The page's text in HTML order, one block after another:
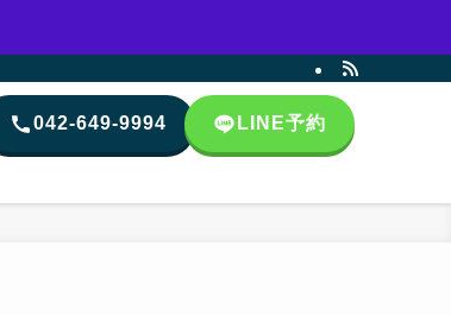
042-649-9994 LINE予約